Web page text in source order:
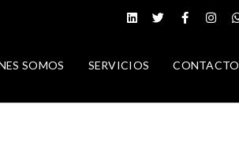
SOMOS SERVICIOS CONTACTO